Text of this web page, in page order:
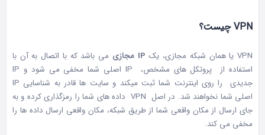
VPN چیست؟
VPN یا همان شبکه مجازی، یک IP مجازی
می باشد که با اتصال به آن با
استفاده از پروتکل های مشخص، IP اصلی شما مخفی می شود و IP
جدیدی را روی اینترنت شما ثبت میکند و سایت ها قادر به شناسایی IP
اصلی شما نخواهند شد. در اصل VPN داده های شما را رمزگذاری کرده و به
جای ارسال از مکان واقعی شما از طریق شبکه، مکان واقعی ارسال داده ها را
مخفی می کند.